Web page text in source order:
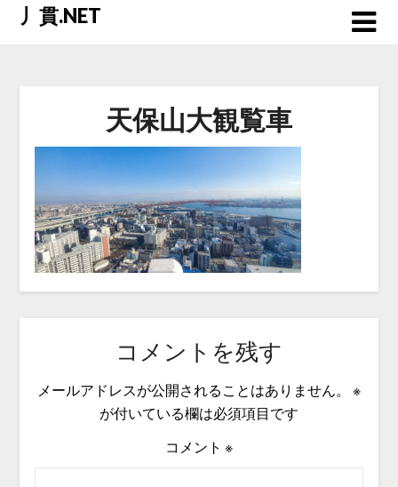
Skip丿貫.NET
天保山大観覧車
コメントを残す
メールアドレスが公開されることはありません。
※
が付いている欄は必須項目です
コメント ※